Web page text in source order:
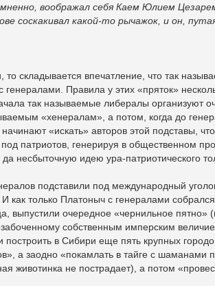
воображал себя Каем Юлием
соскакивал какой-то рычажок, и он,
то складывается впечатление, что так
Правила у этих «пряток»
так называемые либералы организуют
«хенералам», а потом, когда до
«искать» авторов этой подставы,
патриотов, генерируя в общественном
несбыточную идею ура-патриотического
подставили под международный
как только Платоныч с генералами собрался
выпустили очередное «чернильное пятно»
собственным имперским
в Сибири еще пять крупных
а заодно «покамлать в тайге с шаманами
животинка не пострадает), а потом